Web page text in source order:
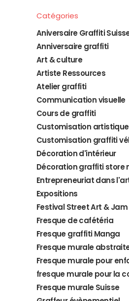
Catégories
Aniversaire Graffiti
Anniversaire graffiti
Art & culture
Artiste Ressources
Atelier graffiti
Communication visuelle
Cours de graffiti
Customisation artistique
Customisation graffiti
Décoration d'intérieur
Décoration graffiti store
Entrepreneuriat dans
Expositions
Festival Street Art &
Fresque de cafétéria
Fresque graffiti Manga
Fresque murale
Fresque murale pour
fresque murale pour la
Fresque murale Suisse